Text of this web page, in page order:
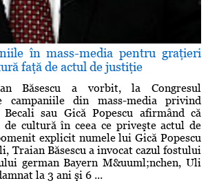
în mass-media pentru graţieri
faţă de actul de justiţie
Băsescu a vorbit, la Congresul
campaniile din mass-media privind
sau Gică Popescu afirmând că
de cultură în ceea ce priveşte actul de
explicit numele lui Gică Popescu
Traian Băsescu a invocat cazul fostului
german Bayern M&uuml;nchen, Uli
la 3 ani şi 6 ...